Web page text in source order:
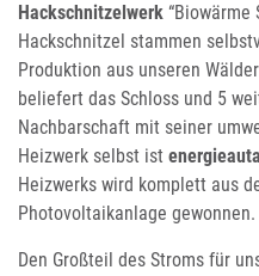
Hackschnitzelwerk “Biowärme
Hackschnitzel stammen
Produktion aus unseren
beliefert das Schloss und 5
Nachbarschaft mit seiner
Heizwerk selbst ist
Heizwerks wird komplett aus
Photovoltaikanlage gewonnen.
Den Großteil des Stroms für